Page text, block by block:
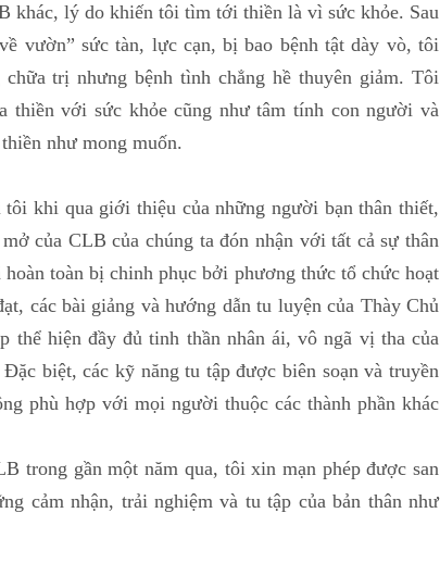
lý do khiến tôi tìm tới thiền là vì sức khỏe. Sau
vườn” sức tàn, lực cạn, bị bao bệnh tật dày vò, tôi
trị nhưng bệnh tình chẳng hề thuyên giảm. Tôi
thiền với sức khỏe cũng như tâm tính con người và
như mong muốn.
qua giới thiệu của những người bạn thân thiết,
của CLB của chúng ta đón nhận với tất cả sự thân
toàn bị chinh phục bởi phương thức tổ chức hoạt
các bài giảng và hướng dẫn tu luyện của Thày Chủ
thể hiện đầy đủ tinh thần nhân ái, vô ngã vị tha của
biệt, các kỹ năng tu tập được biên soạn và truyền
phù hợp với mọi người thuộc các thành phần khác
gần một năm qua, tôi xin mạn phép được san
cảm nhận, trải nghiệm và tu tập của bản thân như